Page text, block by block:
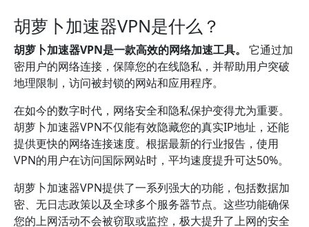
胡萝卜加速器VPN是什么？
胡萝卜加速器VPN是一款高效的网络加速工具。
它通过加
密用户的网络连接，保障您的在线隐私，并帮助用户突破
地理限制，访问被封锁的网站和应用程序。
在如今的数字时代，网络安全和隐私保护变得尤为重要。
胡萝卜加速器VPN不仅能有效隐藏您的真实IP地址，还能
提供更快的网络连接速度。根据最新的行业报告，使用
VPN的用户在访问国际网站时，平均速度提升可达50%。
胡萝卜加速器VPN提供了一系列强大的功能，包括数据加
密、无日志政策以及全球多个服务器节点。这些功能确保
您的上网活动不会被窃取或监控，极大提升了上网的安全